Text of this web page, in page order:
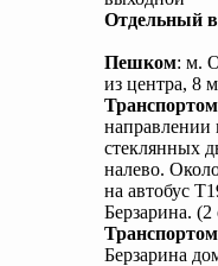
Отдельный
Пешком: м.
из центра, 8
Транспортом
направлении
стеклянных
налево.
на автобус
Берзарина. (2
Транспортом
Берзарина